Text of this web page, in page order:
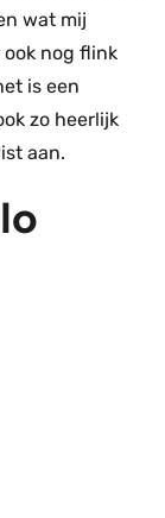
wat mij
nog flink
is een
zo heerlijk
aan.